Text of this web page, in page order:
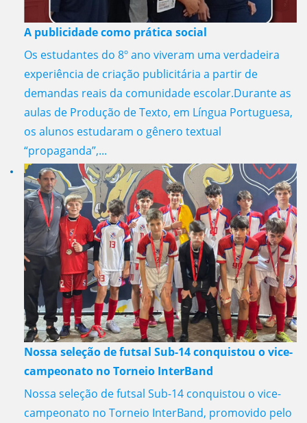
A publicidade como prática social
Os estudantes do 8º ano viveram uma verdadeira
experiência de criação publicitária a partir de
demandas reais da comunidade escolar.Durante as
aulas de Produção de Texto, em Língua Portuguesa,
os alunos estudaram o gênero textual
“propaganda”,...
Nossa seleção de futsal Sub-14 conquistou o vice-
campeonato no Torneio InterBand
Nossa seleção de futsal Sub-14 conquistou o vice-
campeonato no Torneio InterBand, promovido pelo